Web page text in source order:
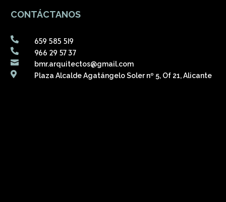
CONTÁCTANOS
 659 585 519
 966 29 57 37

bmr.arquitectos@gmail.com

Plaza Alcalde Agatángelo Soler nº 5, Of 21, Alicante